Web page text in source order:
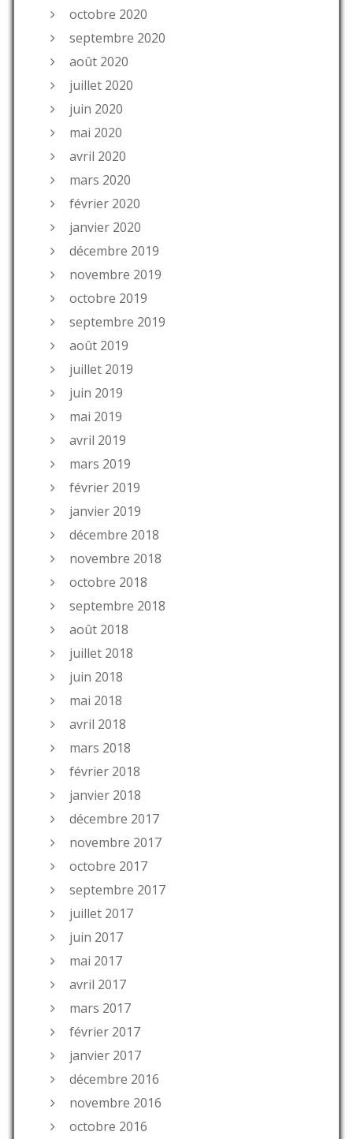
octobre 2020
septembre 2020
août 2020
juillet 2020
juin 2020
mai 2020
avril 2020
mars 2020
février 2020
janvier 2020
décembre 2019
novembre 2019
octobre 2019
septembre 2019
août 2019
juillet 2019
juin 2019
mai 2019
avril 2019
mars 2019
février 2019
janvier 2019
décembre 2018
novembre 2018
octobre 2018
septembre 2018
août 2018
juillet 2018
juin 2018
mai 2018
avril 2018
mars 2018
février 2018
janvier 2018
décembre 2017
novembre 2017
octobre 2017
septembre 2017
juillet 2017
juin 2017
mai 2017
avril 2017
mars 2017
février 2017
janvier 2017
décembre 2016
novembre 2016
octobre 2016